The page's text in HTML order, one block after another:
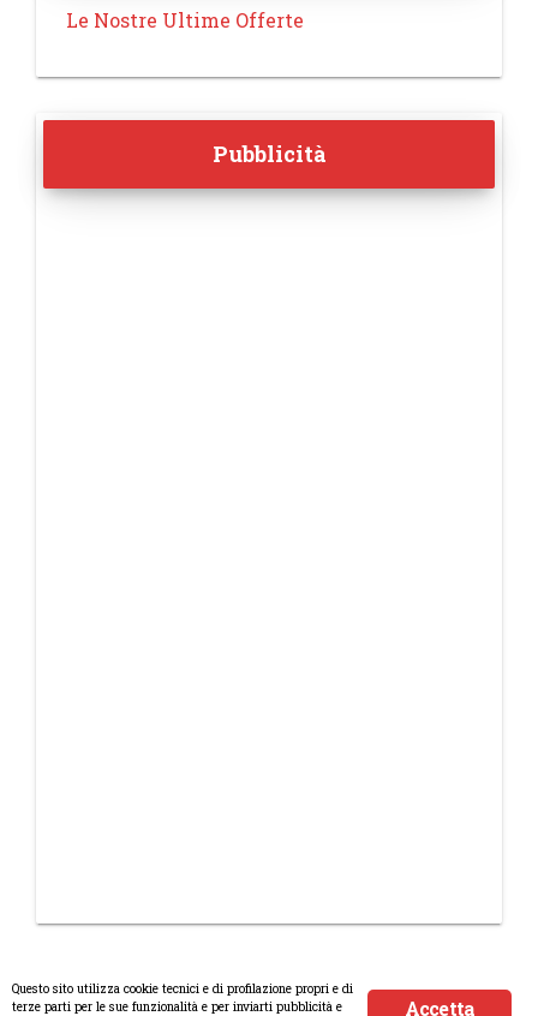
Le Nostre Ultime Offerte
Pubblicità
Accetta
Questo sito utilizza cookie tecnici e di profilazione propri e di
terze parti per le sue funzionalità e per inviarti pubblicità e